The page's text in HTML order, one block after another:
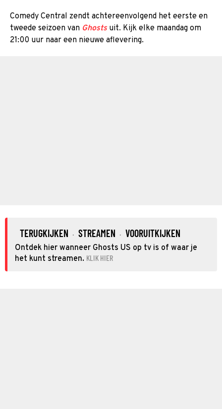
Comedy Central zendt achtereenvolgend het eerste en
tweede seizoen van Ghostsuit. Kijk elke maandag om
21:00 uur naar een nieuwe aflevering.
TERUGKIJKEN · STREAMEN · VOORUITKIJKEN
Ontdek hier wanneer Ghosts US op tv is of waar je
het kunt streamen. KLIK HIER